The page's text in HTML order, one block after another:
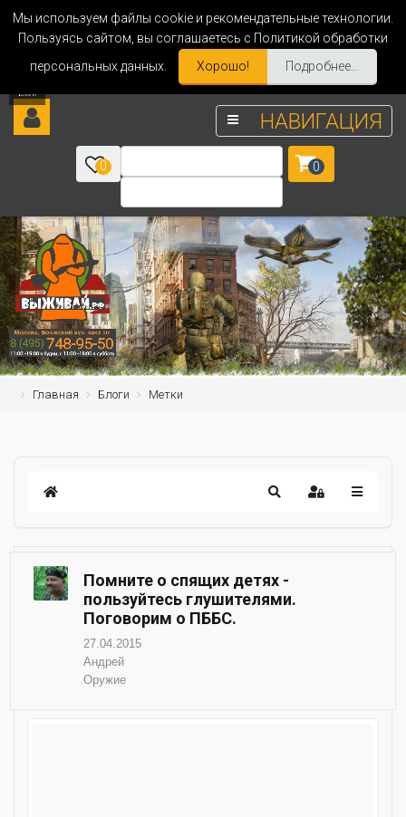
Мы используем файлы cookie и рекомендательные технологии.
Пользуясь сайтом, вы соглашаетесь с Политикой обработки
персональных данных.
Хорошо! Подробнее...
НАВИГАЦИЯ
0 0
Главная Блоги Метки
Помните о спящих детях -
пользуйтесь глушителями.
Поговорим о ПББС.
27.04.2015
Андрей
Оружие